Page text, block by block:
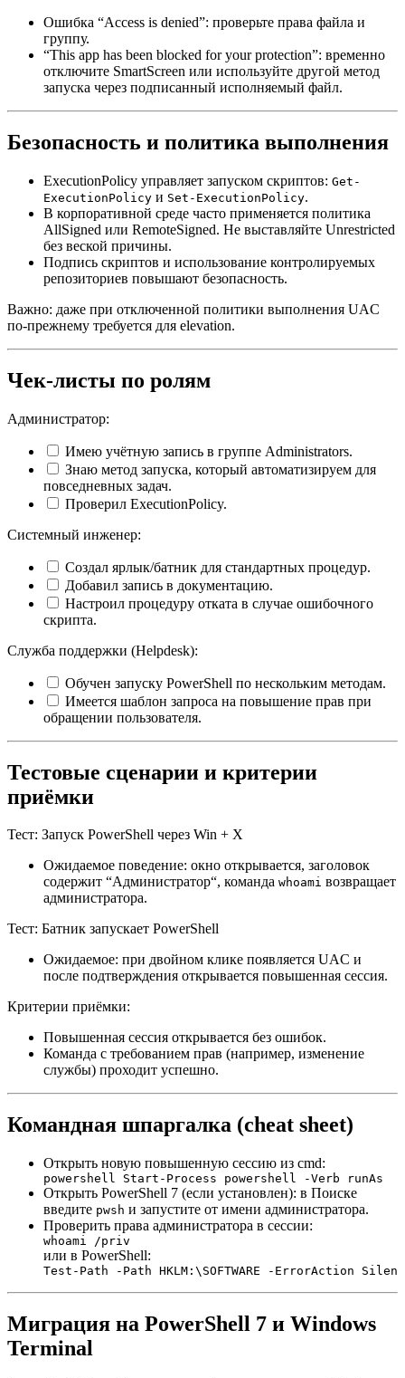
Ошибка “Access is denied”: проверьте права файла и
группу.
“This app has been blocked for your protection”: временно
отключите SmartScreen или используйте другой метод
запуска через подписанный исполняемый файл.
Безопасность и политика выполнения
ExecutionPolicy управляет запуском скриптов: Get-
ExecutionPolicy и Set-ExecutionPolicy.
В корпоративной среде часто применяется политика
AllSigned или RemoteSigned. Не выставляйте Unrestricted
без веской причины.
Подпись скриптов и использование контролируемых
репозиториев повышают безопасность.
Важно: даже при отключенной политики выполнения UAC
по‑прежнему требуется для elevation.
Чек-листы по ролям
Администратор:
Имею учётную запись в группе Administrators.
Знаю метод запуска, который автоматизируем для
повседневных задач.
Проверил ExecutionPolicy.
Системный инженер:
Создал ярлык/батник для стандартных процедур.
Добавил запись в документацию.
Настроил процедуру отката в случае ошибочного
скрипта.
Служба поддержки (Helpdesk):
Обучен запуску PowerShell по нескольким методам.
Имеется шаблон запроса на повышение прав при
обращении пользователя.
Тестовые сценарии и критерии
приёмки
Тест: Запуск PowerShell через Win + X
Ожидаемое поведение: окно открывается, заголовок
содержит “Администратор“, команда whoami возвращает
администратора.
Тест: Батник запускает PowerShell
Ожидаемое: при двойном клике появляется UAC и
после подтверждения открывается повышенная сессия.
Критерии приёмки:
Повышенная сессия открывается без ошибок.
Команда с требованием прав (например, изменение
службы) проходит успешно.
Командная шпаргалка (cheat sheet)
Открыть новую повышенную сессию из cmd:
powershell Start-Process powershell -Verb runAs
Открыть PowerShell 7 (если установлен): в Поиске
введите pwsh и запустите от имени администратора.
Проверить права администратора в сессии:
whoami /priv
или в PowerShell:
Test-Path -Path HKLM:\SOFTWARE -ErrorAction
Миграция на PowerShell 7 и Windows
Terminal